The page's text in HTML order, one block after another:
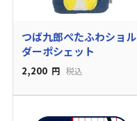
つば九郎ぺたふわショル
ダーポシェット
2,200 円 税込